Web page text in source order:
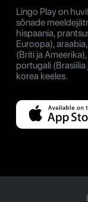
Lingo Play on
sõnade
hispaania,
Euroopa),
(Briti ja
portugali (Brasiilia
korea keeles.